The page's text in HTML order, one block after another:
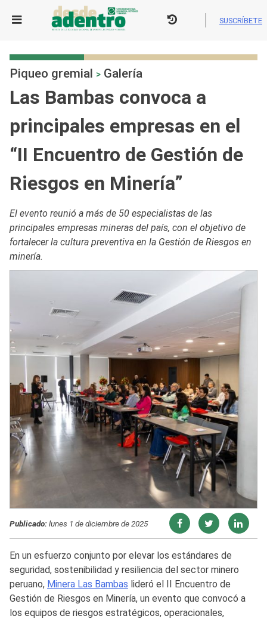
SUSCRÍBETE
Piqueo gremial > Galería
Las Bambas convoca a
principales empresas en el
“II Encuentro de Gestión de
Riesgos en Minería”
El evento reunió a más de 50 especialistas de las
principales empresas mineras del país, con el objetivo de
fortalecer la cultura preventiva en la Gestión de Riesgos en
minería.
Publicado:lunes 1 de diciembre de 2025
En un esfuerzo conjunto por elevar los estándares de
seguridad, sostenibilidad y resiliencia del sector minero
peruano, Minera Las Bambas lideró el II Encuentro de
Gestión de Riesgos en Minería, un evento que convocó a
los equipos de riesgos estratégicos, operacionales,